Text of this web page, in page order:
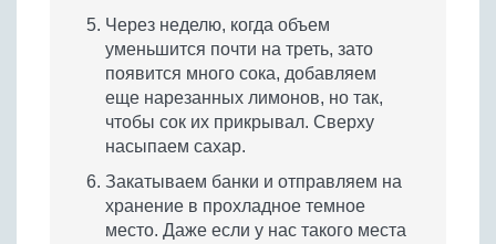
Через неделю, когда объем
уменьшится почти на треть, зато
появится много сока, добавляем
еще нарезанных лимонов, но так,
чтобы сок их прикрывал. Сверху
насыпаем сахар.
Закатываем банки и отправляем на
хранение в прохладное темное
место. Даже если у нас такого места